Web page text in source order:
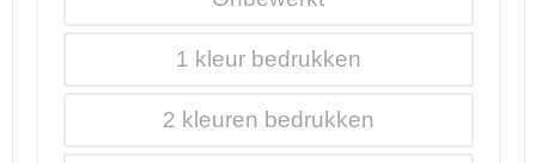
1
2